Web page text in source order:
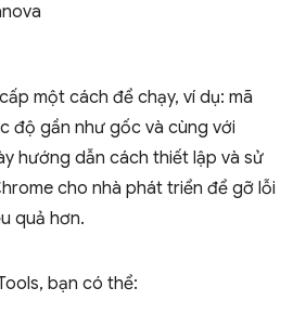
một cách để chạy, ví dụ: mã
độ gần như gốc và cùng với
hướng dẫn cách thiết lập và sử
cho nhà phát triển để gỡ lỗi
quả hơn.
bạn có thể: